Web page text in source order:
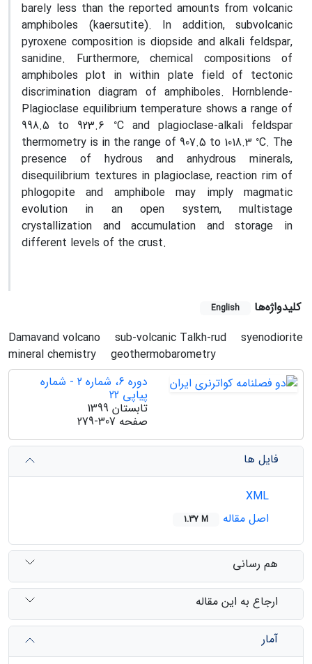
barely less than the reported amounts from volcanic
amphiboles (kaersutite). In addition, subvolcanic
pyroxene composition is diopside and alkali feldspar,
sanidine. Furthermore, chemical compositions of
amphiboles plot in within plate field of tectonic
discrimination diagram of amphiboles. Hornblende-
Plagioclase equilibrium temperature shows a range of
998.5 to 923.6
0C and plagioclase-alkali feldspar
thermometry is in the range of 907.5 to 1018.3 0C. The
presence of hydrous and anhydrous minerals,
disequilibrium textures in plagioclase, reaction rim of
phlogopite and amphibole may imply magmatic
evolution in an open system, multistage
crystallization and accumulation and storage in
different levels of the crust.
کلیدواژه‌ها English
Damavand volcano sub-volcanic Talkh-rud
syenodiorite
mineral chemistry
geothermobarometry
دوره 6، شماره 2 - شماره
پیاپی 22
تابستان 1399
صفحه 279-307
فایل ها
اصل مقاله
1.37 M
هم رسانی
ارجاع به این مقاله
آمار